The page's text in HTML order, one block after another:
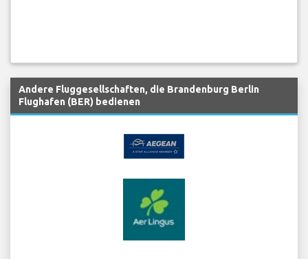
Andere Fluggesellschaften, die Brandenburg Berlin
Flughafen (BER) bedienen